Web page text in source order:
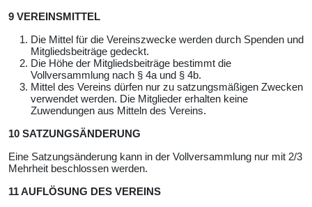
9 VEREINSMITTEL
Die Mittel für die Vereinszwecke werden durch Spenden und
Mitgliedsbeiträge gedeckt.
Die Höhe der Mitgliedsbeiträge bestimmt die
Vollversammlung nach § 4a und § 4b.
Mittel des Vereins dürfen nur zu satzungsmäßigen Zwecken
verwendet werden. Die Mitglieder erhalten keine
Zuwendungen aus Mitteln des Vereins.
10 SATZUNGSÄNDERUNG
Eine Satzungsänderung kann in der Vollversammlung nur mit 2/3
Mehrheit beschlossen werden.
11 AUFLÖSUNG DES VEREINS